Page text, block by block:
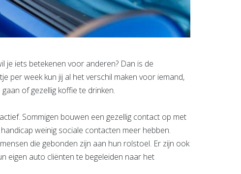
je iets betekenen voor anderen? Dan is de
per week kun jij al het verschil maken voor iemand,
of gezellig koffie te drinken.
Sommigen bouwen een gezellig contact op met
weinig sociale contacten meer hebben.
die gebonden zijn aan hun rolstoel. Er zijn ook
eigen auto cliënten te begeleiden naar het